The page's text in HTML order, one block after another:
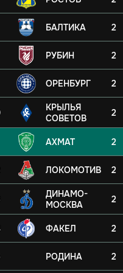
БАЛТИКА 2
РУБИН 2
ОРЕНБУРГ 2
КРЫЛЬЯ
СОВЕТОВ
2
АХМАТ 2
ЛОКОМОТИВ 2
ДИНАМО-
МОСКВА
2
ФАКЕЛ 2
РОДИНА 2